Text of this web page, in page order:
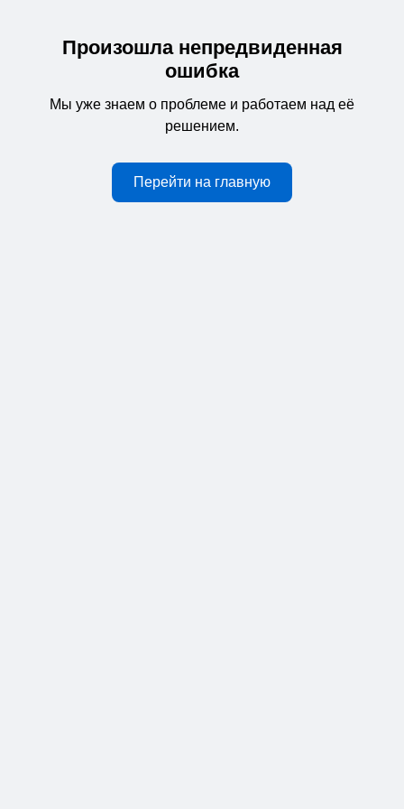
Произошла непредвиденная
ошибка
Мы уже знаем о проблеме и работаем над её
решением.
Перейти на главную